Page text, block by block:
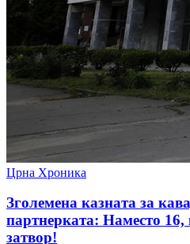
Црна Хроника
Зголемена казната за
партнерката: Наместо
затвор!